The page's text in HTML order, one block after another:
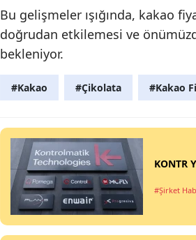
Bu gelişmeler ışığında, kakao
doğrudan etkilemesi ve
bekleniyor.
#Kakao #Çikolata #Kakao
KONTR
#Şirket